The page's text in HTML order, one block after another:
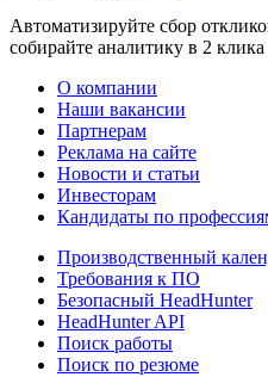
Автоматизируйте сбор
собирайте аналитику в 2 клика
О компании
Наши вакансии
Партнерам
Реклама на сайте
Новости и статьи
Инвесторам
Кандидаты по
Производственный
Требования к ПО
Безопасный HeadHunter
HeadHunter API
Поиск работы
Поиск по резюме